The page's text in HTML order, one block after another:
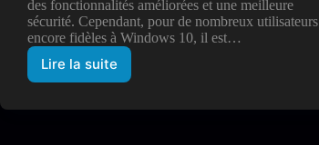
des fonctionnalités améliorées et une meilleure
sécurité. Cependant, pour de nombreux utilisateurs
encore fidèles à Windows 10, il est…
Lire la suite
Le
à